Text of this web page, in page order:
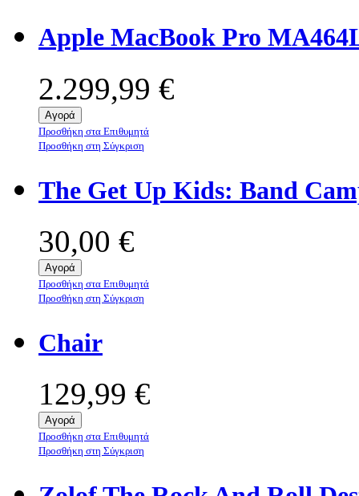
Apple MacBook Pro
2.299,99 €
Αγορά
Προσθήκη στα Επιθυμητά
Προσθήκη στη Σύγκριση
The Get Up Kids: Band
30,00 €
Αγορά
Προσθήκη στα Επιθυμητά
Προσθήκη στη Σύγκριση
Chair
129,99 €
Αγορά
Προσθήκη στα Επιθυμητά
Προσθήκη στη Σύγκριση